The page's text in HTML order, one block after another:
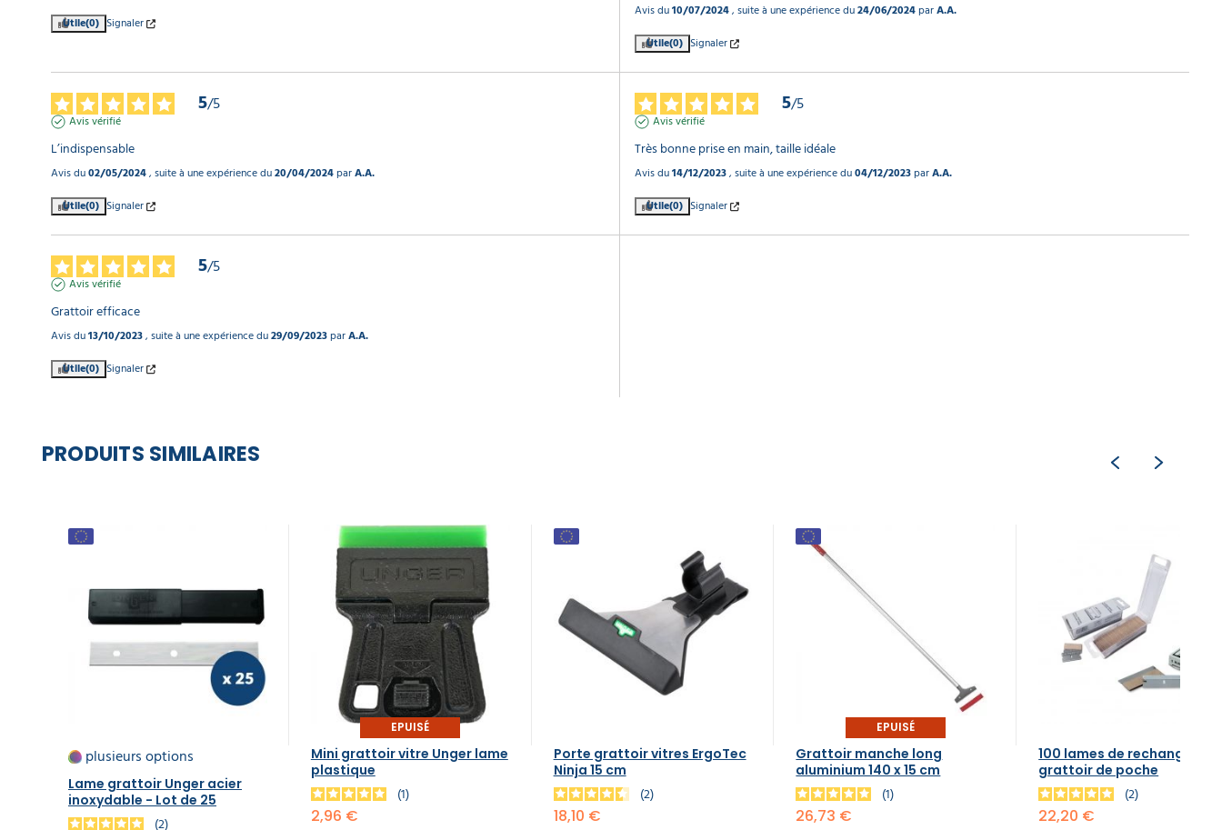
PRODUITS SIMILAIRES
plusieurs options
Lame grattoir Unger acier
inoxydable - Lot de 25
2
EPUISÉ
Mini grattoir vitre Unger lame
plastique
1
2,96 €
Porte grattoir vitres ErgoTec
Ninja 15 cm
2
18,10 €
EPUISÉ
Grattoir manche long
aluminium 140 x 15 cm
1
26,73 €
100 lames de rechange
grattoir de poche
2
22,20 €
Utile(0) Signaler
Avis du10/07/2024, suite à une expérience du24/06/2024parA.A.
Utile(0) Signaler
5/5
Avis vérifié
L’indispensable
Avis du02/05/2024, suite à une expérience du20/04/2024parA.A.
Utile(0) Signaler
5/5
Avis vérifié
Très bonne prise en main, taille idéale
Avis du14/12/2023, suite à une expérience du04/12/2023parA.A.
Utile(0) Signaler
5/5
Avis vérifié
Grattoir efficace
Avis du13/10/2023, suite à une expérience du29/09/2023parA.A.
Utile(0) Signaler